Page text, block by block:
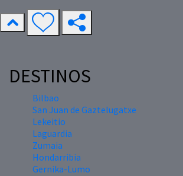
DESTINOS
Bilbao
San Juan de Gaztelugatxe
Lekeitio
Laguardia
Zumaia
Hondarribia
Gernika-Lumo